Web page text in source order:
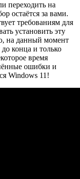
переходить на
остаётся за вами.
требованиям для
установить эту
на данный момент
конца и только
время
ошибки и
Windows 11!